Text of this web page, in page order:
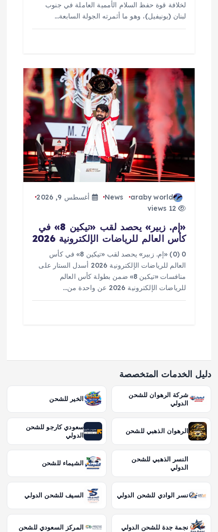
لخلافة قوة حفظ السلام الأممية العاملة في جنوب
لبنان (يونيفيل)، وهو ما أثمرته الجولة السابعة…
araby world
News
أغسطس 9, 2026
12 views
«إم. زبير» يحصد لقب «تيكين 8» في
كأس العالم للرياضات الإلكترونية 2026
0 (0) «إم. زبير» يحصد لقب «تيكين 8» في كأس
العالم للرياضات الإلكترونية 2026 أسدل الستار على
منافسات «تيكين 8» ضمن بطولة كأس العالم
للرياضات الإلكترونية 2026 عن واحدة من…
دليل الخدمات المتخصصة
شركة الرهوان للشحن
الدولي
الخير للشحن
الرهوان الذهبي للشحن
سعودي كارجو للشحن
الدولي
النسر الذهبي للشحن
الدولي
الشيماء للشحن
نسر الوادي للشحن الدولي السيف للشحن الدولي
نجمة جدة للشحن الدولي المركز السعودي للشحن